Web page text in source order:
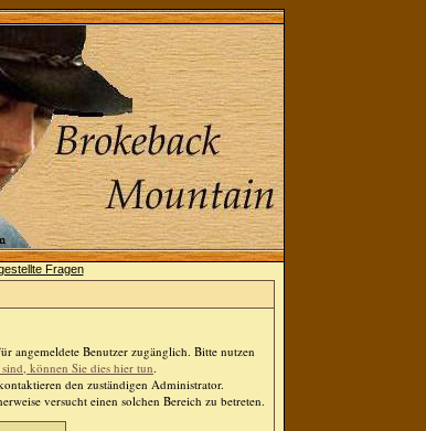
angemeldete Benutzer zugänglich. Bitte nutzen
können Sie dies hier tun.
den zuständigen Administrator.
versucht einen solchen Bereich zu betreten.